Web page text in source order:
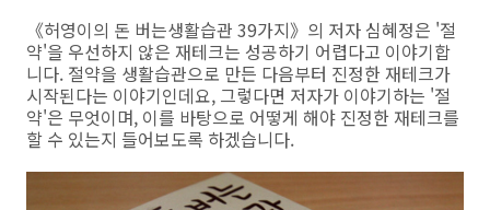
《허영이의 돈 버는생활습관 39가지》의 저자 심혜정은 '절
약'을 우선하지 않은 재테크는 성공하기 어렵다고 이야기합
니다. 절약을 생활습관으로 만든 다음부터 진정한 재테크가
시작된다는 이야기인데요, 그렇다면 저자가 이야기하는 '절
약'은 무엇이며, 이를 바탕으로 어떻게 해야 진정한 재테크를
할 수 있는지 들어보도록 하겠습니다.